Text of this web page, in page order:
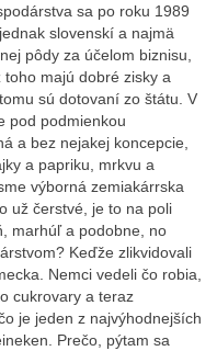
sa po roku 1989
slovenskí a najmä
pôdy za účelom biznisu,
majú dobré zisky a
sú dotovaní zo štátu. V
pod podmienkou
a bez nejakej koncepcie,
a papriku, mrkvu a
výborná zemiakárrska
už čerstvé, je to na poli
marhúľ a podobne, no
Keďže zlikvidovali
Nemci vedeli čo robia,
cukrovary a teraz
je jeden z najvýhodnejších
Prečo, pýtam sa